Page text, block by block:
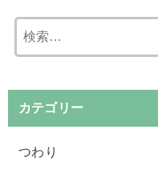
カテゴリー
つわり